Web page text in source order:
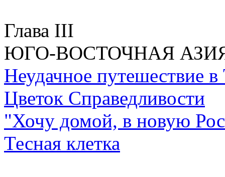
Глава III
ЮГО-ВОСТОЧНАЯ АЗИЯ
Неудачное путешествие в
Цветок Справедливости
"Хочу домой, в новую
Тесная клетка